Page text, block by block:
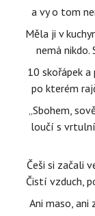
a vy o tom
Měla ji v
nemá
10 skořápek
po kterém
„Sbohem,
loučí s
Češi si začali
Čistí vzduch,
Ani maso, ani